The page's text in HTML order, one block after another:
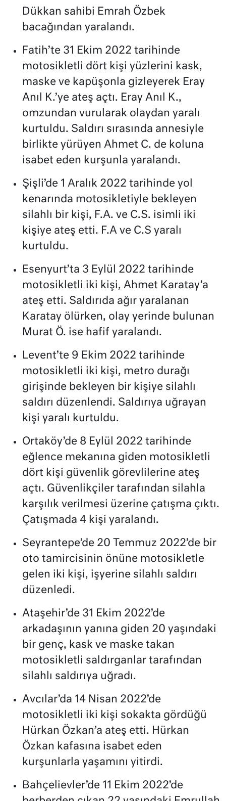
Dükkan sahibi Emrah Özbek
bacağından yaralandı.
Fatih’te 31 Ekim 2022 tarihinde
motosikletli dört kişi yüzlerini kask,
maske ve kapüşonla gizleyerek Eray
Anıl K.’ye ateş açtı. Eray Anıl K.,
omzundan vurularak olaydan yaralı
kurtuldu. Saldırı sırasında annesiyle
birlikte yürüyen Ahmet C. de koluna
isabet eden kurşunla yaralandı.
Şişli’de 1 Aralık 2022 tarihinde yol
kenarında motosikletiyle bekleyen
silahlı bir kişi, F.A. ve C.S. isimli iki
kişiye ateş etti. F.A ve C.S yaralı
kurtuldu.
Esenyurt’ta 3 Eylül 2022 tarihinde
motosikletli iki kişi, Ahmet Karatay’a
ateş etti. Saldırıda ağır yaralanan
Karatay ölürken, olay yerinde bulunan
Murat Ö. ise hafif yaralandı.
Levent’te 9 Ekim 2022 tarihinde
motosikletli iki kişi, metro durağı
girişinde bekleyen bir kişiye silahlı
saldırı düzenlendi. Saldırıya uğrayan
kişi yaralı kurtuldu.
Ortaköy’de 8 Eylül 2022 tarihinde
eğlence mekanına giden motosikletli
dört kişi güvenlik görevlilerine ateş
açtı. Güvenlikçiler tarafından silahla
karşılık verilmesi üzerine çatışma çıktı.
Çatışmada 4 kişi yaralandı.
Seyrantepe’de 20 Temmuz 2022’de bir
oto tamircisinin önüne motosikletle
gelen iki kişi, işyerine silahlı saldırı
düzenledi.
Ataşehir’de 31 Ekim 2022’de
arkadaşının yanına giden 20 yaşındaki
bir genç, kask ve maske takan
motosikletli saldırganlar tarafından
silahlı saldırıya uğradı.
Avcılar’da 14 Nisan 2022’de
motosikletli iki kişi sokakta gördüğü
Hürkan Özkan’a ateş etti. Hürkan
Özkan kafasına isabet eden
kurşunlarla yaşamını yitirdi.
Bahçelievler’de 11 Ekim 2022’de